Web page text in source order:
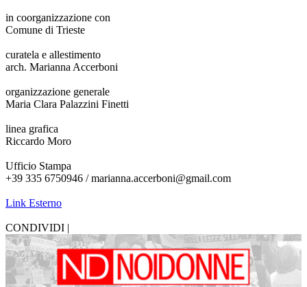
in coorganizzazione con
Comune di Trieste
curatela e allestimento
arch. Marianna Accerboni
organizzazione generale
Maria Clara Palazzini Finetti
linea grafica
Riccardo Moro
Ufficio Stampa
+39 335 6750946 / marianna.accerboni@gmail.com
Link Esterno
CONDIVIDI |